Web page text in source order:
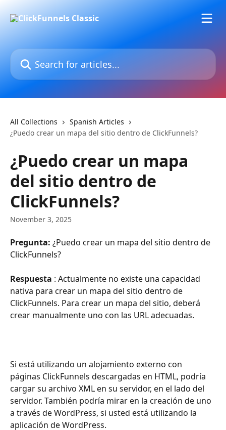
Search for articles...
All Collections
Spanish Articles
¿Puedo crear un mapa del sitio dentro de ClickFunnels?
¿Puedo crear un mapa
del sitio dentro de
ClickFunnels?
November 3, 2025
Pregunta: ¿Puedo crear un mapa del sitio dentro de
ClickFunnels?
Respuesta : Actualmente no existe una capacidad
nativa para crear un mapa del sitio dentro de
ClickFunnels. Para crear un mapa del sitio, deberá
crear manualmente uno con las URL adecuadas.
Si está utilizando un alojamiento externo con
páginas ClickFunnels descargadas en HTML, podría
cargar su archivo XML en su servidor, en el lado del
servidor. También podría mirar en la creación de uno
a través de WordPress, si usted está utilizando la
aplicación de WordPress.